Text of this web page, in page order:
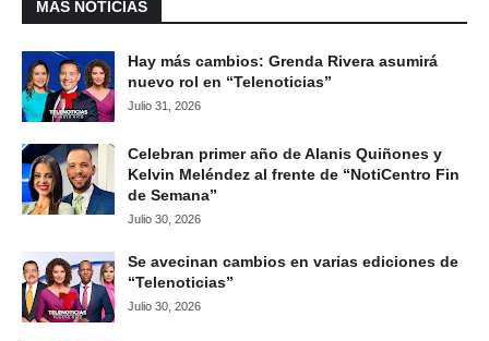
MÁS NOTICIAS
Hay más cambios: Grenda Rivera asumirá
nuevo rol en “Telenoticias”
Julio 31, 2026
Celebran primer año de Alanis Quiñones y
Kelvin Meléndez al frente de “NotiCentro Fin
de Semana”
Julio 30, 2026
Se avecinan cambios en varias ediciones de
“Telenoticias”
Julio 30, 2026